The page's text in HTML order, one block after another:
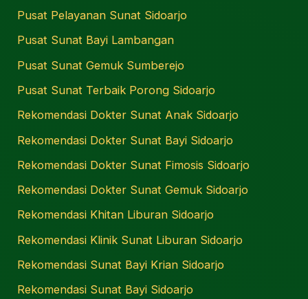
Pusat Pelayanan Sunat Sidoarjo
Pusat Sunat Bayi Lambangan
Pusat Sunat Gemuk Sumberejo
Pusat Sunat Terbaik Porong Sidoarjo
Rekomendasi Dokter Sunat Anak Sidoarjo
Rekomendasi Dokter Sunat Bayi Sidoarjo
Rekomendasi Dokter Sunat Fimosis Sidoarjo
Rekomendasi Dokter Sunat Gemuk Sidoarjo
Rekomendasi Khitan Liburan Sidoarjo
Rekomendasi Klinik Sunat Liburan Sidoarjo
Rekomendasi Sunat Bayi Krian Sidoarjo
Rekomendasi Sunat Bayi Sidoarjo